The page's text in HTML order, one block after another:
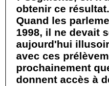
obtenir ce
Quand les
1998, il ne devait
aujourd'hui
avec ces
prochainement
donnent accès à